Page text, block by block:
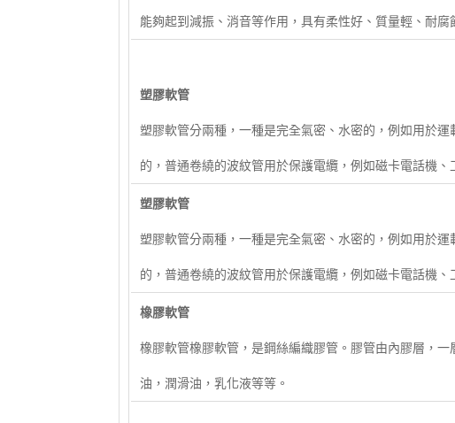
能夠起到減振、消音等作用，具有柔性好、質量輕、耐腐
塑膠軟管
塑膠軟管分兩種，一種是完全氣密、水密的，例如用於
的，普通卷繞的波紋管用於保護電纜，例如磁卡電話機
塑膠軟管
塑膠軟管分兩種，一種是完全氣密、水密的，例如用於
的，普通卷繞的波紋管用於保護電纜，例如磁卡電話機
​橡膠軟管
橡膠軟管橡膠軟管，是鋼絲編織膠管。膠管由內膠層，
油，潤滑油，乳化液等等。